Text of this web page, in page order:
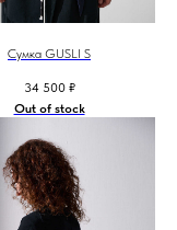
Сумка GUSLI S
34 500 ₽
Out of stock